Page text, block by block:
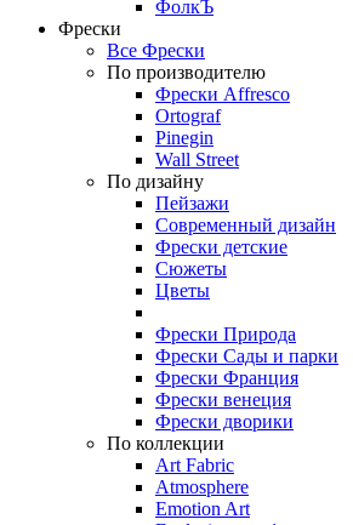
ФолкЪ
Фрески
Все Фрески
По производителю
Фрески Affresco
Ortograf
Pinegin
Wall Street
По дизайну
Пейзажи
Современный дизайн
Фрески детские
Сюжеты
Цветы
Фрески Природа
Фрески Сады и парки
Фрески Франция
Фрески венеция
Фрески дворики
По коллекции
Art Fabric
Atmosphere
Emotion Art